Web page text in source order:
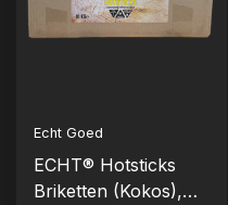
Echt Goed
ECHT® Hotsticks
Briketten (Kokos),